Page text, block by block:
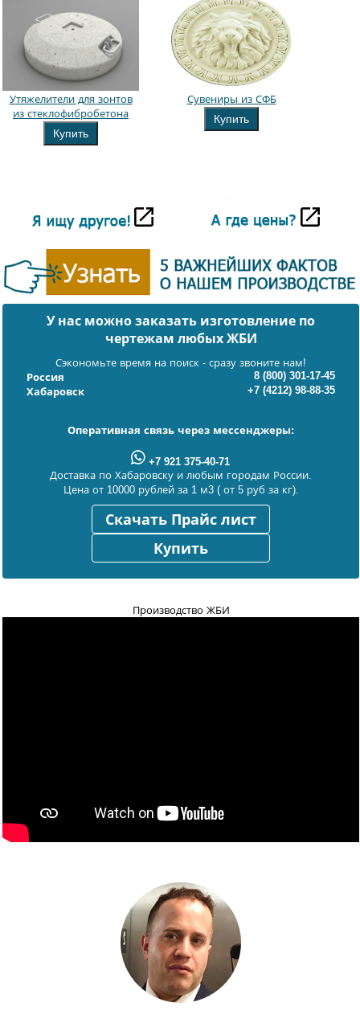
Утяжелители для зонтов
из стеклофибробетона
Купить
Сувениры из СФБ
Купить
У нас можно заказать изготовление по
чертежам любых ЖБИ
Сэкономьте время на поиск - сразу звоните нам!
Россия
8 (800) 301-17-45
Хабаровск
+7 (4212) 98-88-35
Оперативная связь через мессенджеры:
+7 921 375-40-71
Доставка по Хабаровску и любым городам России.
Цена от 10000 рублей за 1 м3 ( от 5 руб за кг).
Скачать Прайс лист
Купить
Производство ЖБИ